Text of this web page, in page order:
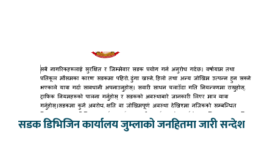
सडक डिभिजिन कार्यालय जुम्लाको जनहितमा जारी सन्देश